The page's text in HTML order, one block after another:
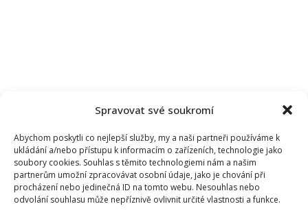
Spravovat své soukromí
Abychom poskytli co nejlepší služby, my a naši partneři používáme k
ukládání a/nebo přístupu k informacím o zařízeních, technologie jako
soubory cookies. Souhlas s těmito technologiemi nám a našim
partnerům umožní zpracovávat osobní údaje, jako je chování při
procházení nebo jedinečná ID na tomto webu. Nesouhlas nebo
odvolání souhlasu může nepříznivě ovlivnit určité vlastnosti a funkce.